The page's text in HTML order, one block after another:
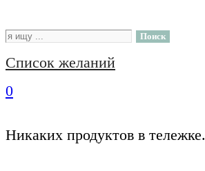
Поиск
Список желаний
0
Никаких продуктов в тележке.